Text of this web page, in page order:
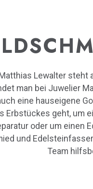
Lewalter steht
man bei Juwelier
eine hauseigene
Erbstückes geht, um
oder um einen
und
Team